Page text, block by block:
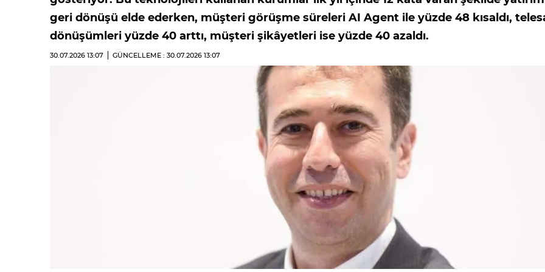
geri dönüşü elde ederken, müşteri görüşme süreleri AI Agent ile yüzde 48 kısaldı,
dönüşümleri yüzde 40 arttı, müşteri şikâyetleri ise yüzde 40 azaldı.
30.07.2026 13:07 GÜNCELLEME : 30.07.2026 13:07